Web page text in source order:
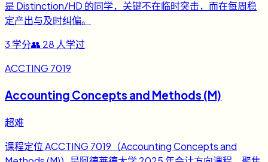
是 Distinction/HD 的同学，关键不在临时突击，而在每周稳
定产出与及时纠偏。
3 学分👥 28 人学过
ACCTING 7019
Accounting Concepts and Methods (M)
超难
课程定位 ACCTING 7019（Accounting Concepts and